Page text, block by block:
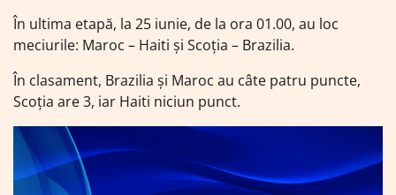
În ultima etapă, la 25 iunie, de la ora 01.00, au loc
meciurile: Maroc – Haiti şi Scoţia – Brazilia.
În clasament, Brazilia şi Maroc au câte patru puncte,
Scoţia are 3, iar Haiti niciun punct.